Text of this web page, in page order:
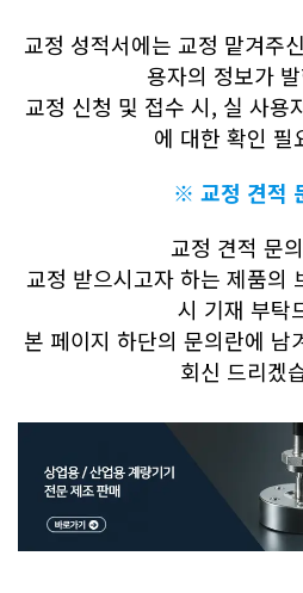
교정 성적서에는 교정 맡겨주
용자의 정보가
교정 신청 및 접수 시, 실 사용
에 대한 확인 필
※ 교정 견적
교정 견적 문
교정 받으시고자 하는 제품의
시 기재 부탁
본 페이지 하단의 문의란에 남
회신 드리겠